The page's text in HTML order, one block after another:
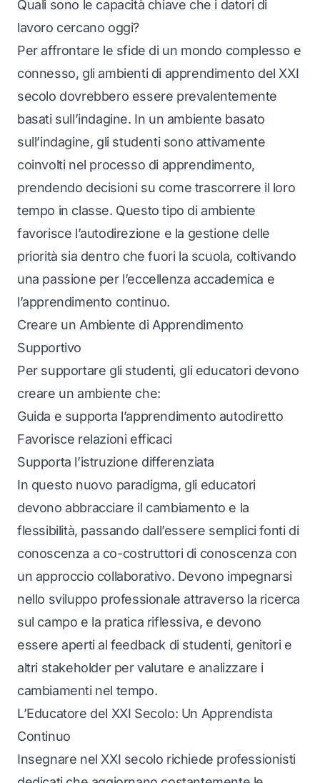
Quali sono le capacità chiave che i datori di
lavoro cercano oggi?
Per affrontare le sfide di un mondo complesso e
connesso, gli ambienti di apprendimento del XXI
secolo dovrebbero essere prevalentemente
basati sull’indagine. In un ambiente basato
sull’indagine, gli studenti sono attivamente
coinvolti nel processo di apprendimento,
prendendo decisioni su come trascorrere il loro
tempo in classe. Questo tipo di ambiente
favorisce l’autodirezione e la gestione delle
priorità sia dentro che fuori la scuola, coltivando
una passione per l’eccellenza accademica e
l’apprendimento continuo.
Creare un Ambiente di Apprendimento
Supportivo
Per supportare gli studenti, gli educatori devono
creare un ambiente che:
Guida e supporta l’apprendimento autodiretto
Favorisce relazioni efficaci
Supporta l’istruzione differenziata
In questo nuovo paradigma, gli educatori
devono abbracciare il cambiamento e la
flessibilità, passando dall’essere semplici fonti di
conoscenza a co-costruttori di conoscenza con
un approccio collaborativo. Devono impegnarsi
nello sviluppo professionale attraverso la ricerca
sul campo e la pratica riflessiva, e devono
essere aperti al feedback di studenti, genitori e
altri stakeholder per valutare e analizzare i
cambiamenti nel tempo.
L’Educatore del XXI Secolo: Un Apprendista
Continuo
Insegnare nel XXI secolo richiede professionisti